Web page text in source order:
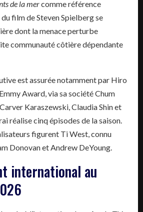
de la mercomme référence
du film de Steven Spielberg se
dont la menace perturbe
communauté côtière dépendante
est assurée notamment par Hiro
Award, via sa société Chum
Karaszewski, Claudia Shin et
réalise cinq épisodes de la saison.
figurent Ti West, connu
Donovan et Andrew DeYoung.
international au